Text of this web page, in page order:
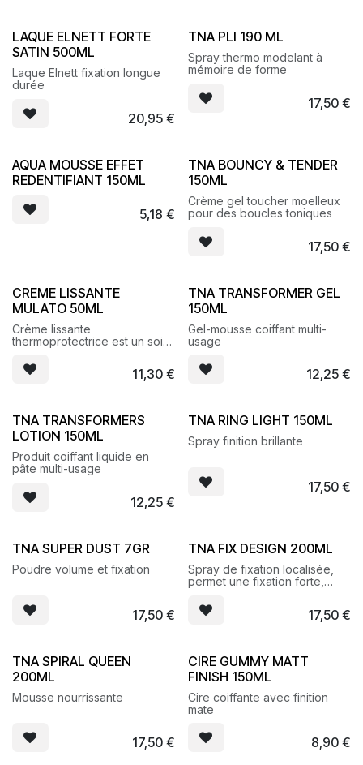
LAQUE ELNETT FORTE
SATIN 500ML
Laque Elnett fixation longue
durée
20,95€
TNA PLI 190 ML
Spray thermo modelant à
mémoire de forme
17,50€
AQUA MOUSSE EFFET
REDENTIFIANT 150ML
5,18 €
TNA BOUNCY & TENDER
150ML
Crème gel toucher moelleux
pour des boucles toniques
17,50€
CREME LISSANTE
MULATO 50ML
Crème lissante
thermoprotectrice est un soin
lisser les cheveux bouclés,
indisciplinés et maîtriser les
11,30€
TNA TRANSFORMER GEL
150ML
Gel-mousse coiffant multi-
usage
12,25€
TNA TRANSFORMERS
LOTION 150ML
Produit coiffant liquide en
pâte multi-usage
12,25€
TNA RING LIGHT 150ML
Spray finition brillante
17,50€
TNA SUPER DUST 7GR
Poudre volume et fixation
17,50€
TNA FIX DESIGN 200ML
Spray de fixation localisée,
permet une fixation forte,
17,50€
TNA SPIRAL QUEEN
200ML
Mousse nourrissante
17,50€
CIRE GUMMY MATT
FINISH 150ML
Cire coiffante avec finition
mate
8,90€